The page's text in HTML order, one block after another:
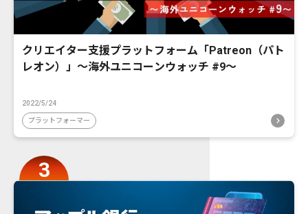
クリエイター支援プラットフォーム「Patreon（パト
レオン）」〜海外ユニコーンウォッチ #9〜
2022/5/24
プラットフォーマー